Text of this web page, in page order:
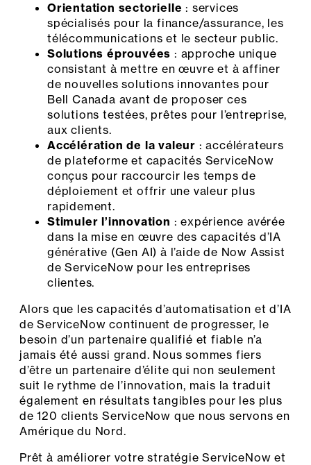
Orientation sectorielle : services
spécialisés pour la finance/assurance, les
télécommunications et le secteur public.
Solutions éprouvées : approche unique
consistant à mettre en œuvre et à affiner
de nouvelles solutions innovantes pour
Bell Canada avant de proposer ces
solutions testées, prêtes pour l’entreprise,
aux clients.
Accélération de la valeur : accélérateurs
de plateforme et capacités ServiceNow
conçus pour raccourcir les temps de
déploiement et offrir une valeur plus
rapidement.
Stimuler l’innovation : expérience avérée
dans la mise en œuvre des capacités d’IA
générative (Gen AI) à l’aide de Now Assist
de ServiceNow pour les entreprises
clientes.
Alors que les capacités d’automatisation et d’IA
de ServiceNow continuent de progresser, le
besoin d’un partenaire qualifié et fiable n’a
jamais été aussi grand. Nous sommes fiers
d’être un partenaire d’élite qui non seulement
suit le rythme de l’innovation, mais la traduit
également en résultats tangibles pour les plus
de 120 clients ServiceNow que nous servons en
Amérique du Nord.
Prêt à améliorer votre stratégie ServiceNow et